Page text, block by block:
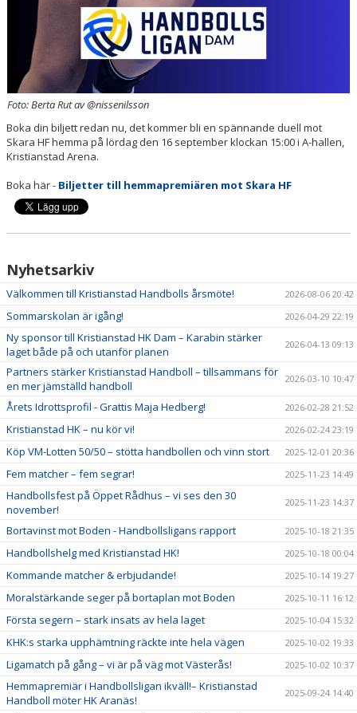
Foto: Berta Rut av @nissenilsson
Boka din biljett redan nu, det kommer bli en spännande duell mot
Skara HF hemma på lördag den 16 september klockan 15:00 i A-hallen,
Kristianstad Arena.
Boka här - Biljetter till hemmapremiären mot Skara HF
Nyhetsarkiv
Välkommen till Kristianstad Handbolls årsmöte! 2026-08-06 20:42
Sommarskolan är igång! 2026-04-29 22:19
Ny sponsor till Kristianstad HK Dam – Karabin stärker
laget både på och utanför planen
2026-04-13 09:13
Partners stärker Kristianstad Handboll – tillsammans för
en mer jämställd handboll
2026-03-10 10:47
Årets Idrottsprofil - Grattis Maja Hedberg! 2026-02-28 21:52
Kristianstad HK – nu kör vi! 2026-02-24 23:19
Köp VM-Lotten 50/50 – stötta handbollen och vinn stort 2025-12-01 20:36
Fem matcher – fem segrar! 2025-11-23 14:49
Handbollsfest på Öppet Rådhus – vi ses den 30
november!
2025-11-23 14:37
Bortavinst mot Boden - Handbollsligans rapport 2025-10-18 21:35
Handbollshelg med Kristianstad HK! 2025-10-18 00:04
Kommande matcher & erbjudande! 2025-10-14 19:27
Moralstärkande seger på bortaplan mot Boden 2025-10-11 16:12
Första segern – stark insats av hela laget 2025-10-04 15:32
KHK:s starka upphämtning räckte inte hela vägen 2025-10-02 19:33
Ligamatch på gång – vi är på väg mot Västerås! 2025-10-02 10:37
Hemmapremiär i Handbollsligan ikväll!– Kristianstad
Handboll möter HK Aranäs!
2025-09-24 14:40